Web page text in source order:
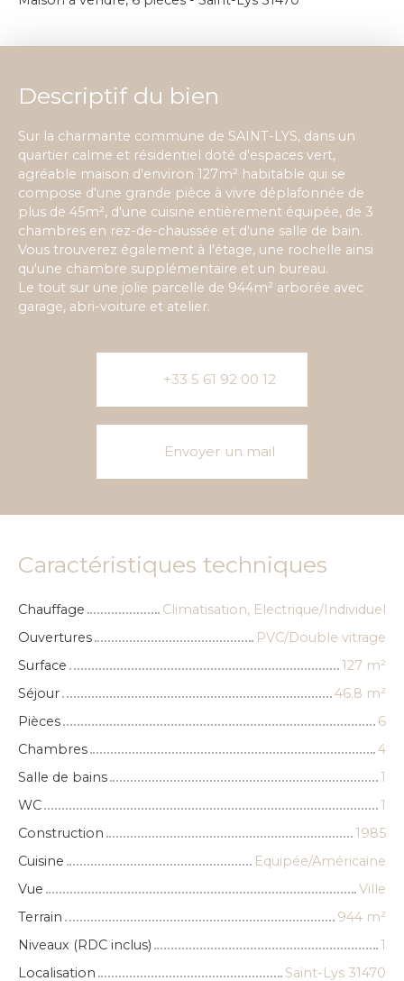
Descriptif du bien
Sur la charmante commune de SAINT-LYS, dans un
quartier calme et résidentiel doté d'espaces vert,
agréable maison d'environ 127m² habitable qui se
compose d'une grande pièce à vivre déplafonnée de
plus de 45m², d'une cuisine entièrement équipée, de 3
chambres en rez-de-chaussée et d'une salle de bain.
Vous trouverez également à l'étage, une rochelle ainsi
qu'une chambre supplémentaire et un bureau.
Le tout sur une jolie parcelle de 944m² arborée avec
garage, abri-voiture et atelier.
+33 5 61 92 00 12
Envoyer un mail
Caractéristiques techniques
Chauffage
Climatisation, Electrique/Individuel
Ouvertures
PVC/Double vitrage
Surface
127 m²
Séjour
46.8 m²
Pièces
6
Chambres
4
Salle de bains
1
WC
1
Construction
1985
Cuisine
Equipée/Américaine
Vue
Ville
Terrain
944 m²
Niveaux (RDC inclus)
1
Localisation
Saint-Lys 31470